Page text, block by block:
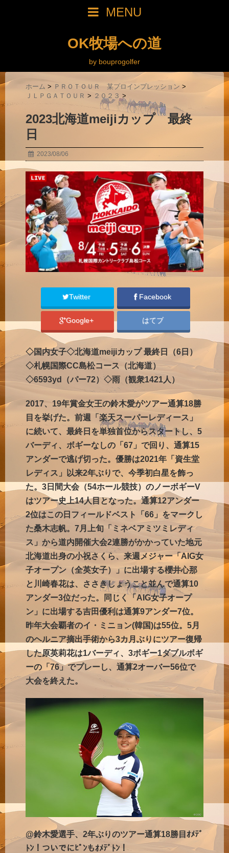
MENU
OK牧場への道
by bouprogolfer
ホーム > ＰＲＯＴＯＵＲ 某プロインプレッション >
ＪＬＰＧＡＴＯＵＲ > ２０２３ >
2023北海道meijiカップ 最終
日
2023/08/06
Twitter Facebook
Google+ はてブ
◇国内女子◇北海道meijiカップ 最終日（6日）
◇札幌国際CC島松コース（北海道）
◇6593yd（パー72）◇雨（観衆1421人）
2017、19年賞金女王の鈴木愛がツアー通算18勝
目を挙げた。前週「楽天スーパーレディース」
に続いて、最終日を単独首位からスタートし、5
バーディ、ボギーなしの「67」で回り、通算15
アンダーで逃げ切った。優勝は2021年「資生堂
レディス」以来2年ぶりで、今季初白星を飾っ
た。3日間大会（54ホール競技）のノーボギーV
はツアー史上14人目となった。通算12アンダー
2位はこの日フィールドベスト「66」をマークし
た桑木志帆。7月上旬「ミネベアミツミレディ
ス」から道内開催大会2連勝がかかっていた地元
北海道出身の小祝さくら、来週メジャー「AIG女
子オープン（全英女子）」に出場する櫻井心那
と川崎春花は、ささきしょうこと並んで通算10
アンダー3位だった。同じく「AIG女子オープ
ン」に出場する吉田優利は通算9アンダー7位。
昨年大会覇者のイ・ミニョン(韓国)は55位。5月
のヘルニア摘出手術から3カ月ぶりにツアー復帰
した原英莉花は1バーディ、3ボギー1ダブルボギ
ーの「76」でプレーし、通算2オーバー56位で
大会を終えた。
@鈴木愛選手、2年ぶりのツアー通算18勝目ｵﾒﾃﾞ
ﾄﾝ！ついでにﾋﾟﾝもｵﾒﾃﾞﾄﾝ！